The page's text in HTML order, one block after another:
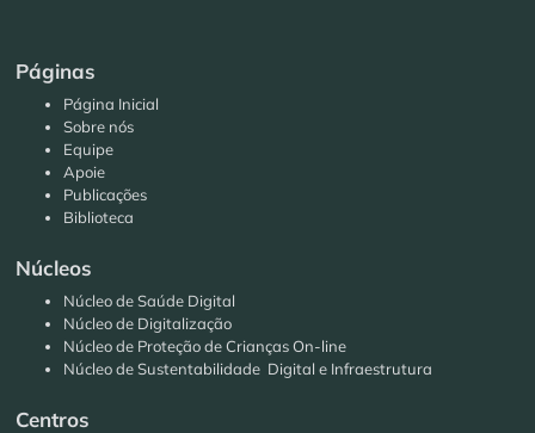
Páginas
Página Inicial
Sobre nós
Equipe
Apoie
Publicações
Biblioteca
Núcleos
Núcleo de Saúde Digital
Núcleo de Digitalização
Núcleo de Proteção de Crianças On-line
Núcleo de Sustentabilidade Digital e Infraestrutura
Centros